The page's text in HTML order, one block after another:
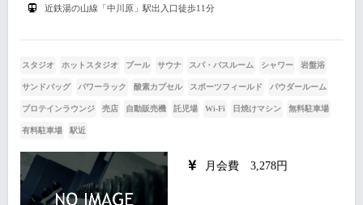
近鉄湯の山線「中川原」駅出入口徒歩11分
スタジオ ホットスタジオ プール サウナ スパ・バスルーム シャワー 岩盤浴
サンドバッグ パワーラック 酸素カプセル スポーツフィールド パウダールーム
プロテインラウンジ 売店 自動販売機 託児場 Wi-Fi 日焼けマシン 無料駐車場
有料駐車場 駅近
月会費 3,278円